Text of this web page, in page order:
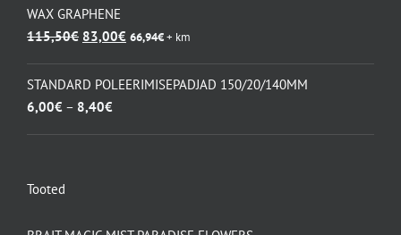
oli:
67,20€.
on:
49,00€.
WAX GRAPHENE
115,50€ Algne
oli:
115,50€.
83,00€Praegune
on:
66,94€+ km
STANDARD POLEERIMISEPADJAD 150/20/140MM
6,00€ – 8,40€Hinnavahemik:
Tooted